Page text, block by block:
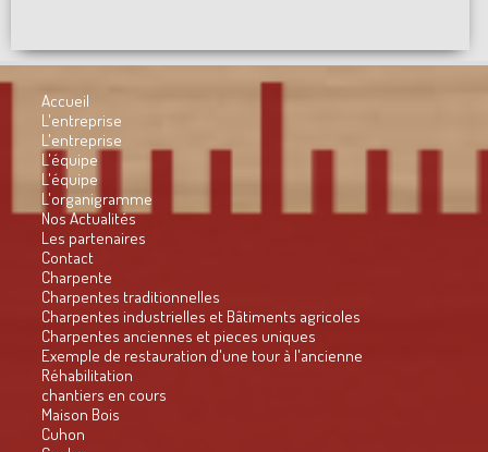
Accueil
L'entreprise
L'entreprise
L'équipe
L'équipe
L'organigramme
Nos Actualités
Les partenaires
Contact
Charpente
Charpentes traditionnelles
Charpentes industrielles et Bâtiments agricoles
Charpentes anciennes et pieces uniques
Exemple de restauration d'une tour à l'ancienne
Réhabilitation
chantiers en cours
Maison Bois
Cuhon